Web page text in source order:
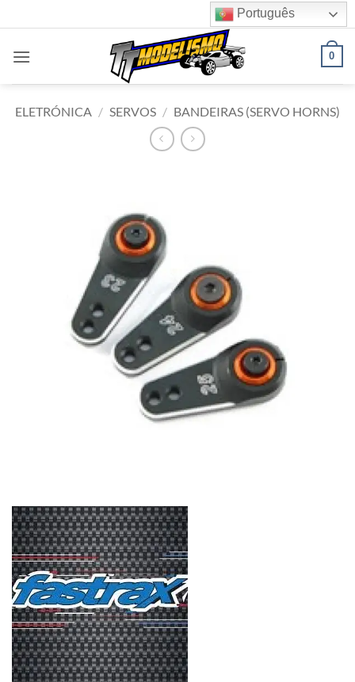
to
content
Português
0
ELETRÓNICA / SERVOS / BANDEIRAS (SERVO HORNS)